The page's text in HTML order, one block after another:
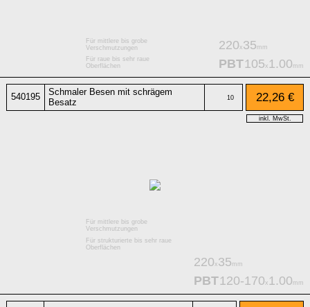
Für mittlere bis grobe
Verschmutzungen
Für raue bis sehr raue
Oberflächen
220 x 35 mm
PBT105 x 1.00 mm
540195
Schmaler Besen mit schrägem
Besatz
10 22,26 €
inkl. MwSt.
Für mittlere bis grobe
Verschmutzungen
Für strukturierte bis sehr raue
Oberflächen
220x 35 mm
PBT120-170x 1.00 mm